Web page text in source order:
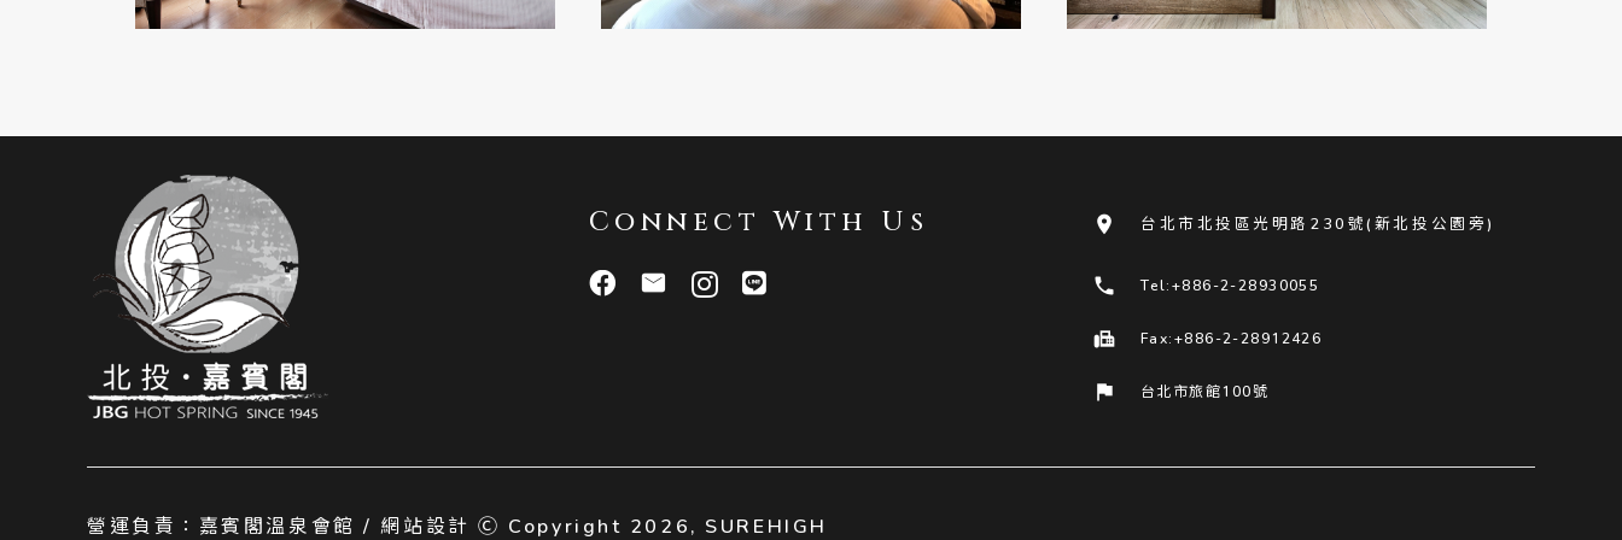
Connect With Us room 台北市北投區光明路230號(新北投公園旁)
phone Tel:+886-2-28930055
fax Fax:+886-2-28912426
flag 台北市旅館100號
營運負責：嘉賓閣溫泉會館 / 網站設計 Ⓒ Copyright 2026, SUREHIGH